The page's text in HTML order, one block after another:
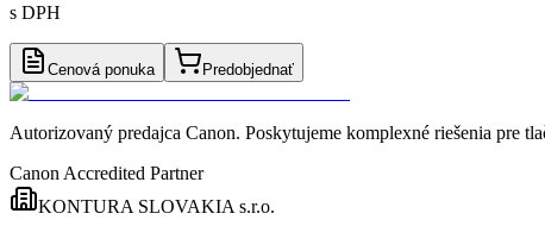
s DPH
Cenová ponuka Predobjednať
Autorizovaný predajca Canon. Poskytujeme komplexné riešenia pre
Canon Accredited Partner
KONTURA SLOVAKIA s.r.o.